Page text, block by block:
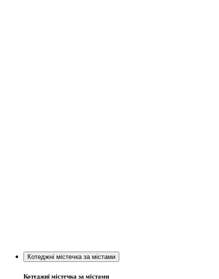
Котеджні містечка за містами
Котеджні містечка за містами